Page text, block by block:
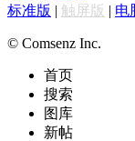
标准版 | 触屏版 | 电
© Comsenz Inc.
首页
搜索
图库
新帖